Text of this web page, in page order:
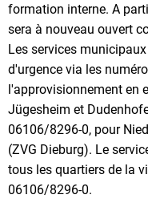
formation interne. A
sera à nouveau ouvert
Les services
d'urgence via les
l'approvisionnement en
Jügesheim et
06106/8296-0, pour
(ZVG Dieburg). Le
tous les quartiers de la
06106/8296-0.